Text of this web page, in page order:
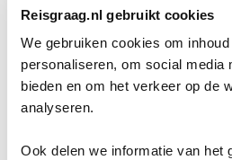
Reisgraag.nl gebruikt cookies
We gebruiken cookies om
personaliseren, om social media
bieden en om het verkeer op de
analyseren.
Ook delen we informatie van het
wat je een mooi uitzicht
voor de kust van Eilat, een
de Pilaren van Solomon,
rotsformaties in de woestijn.
een van mijn collega's heel